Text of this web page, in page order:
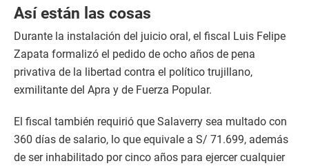
Así están las cosas
Durante la instalación del juicio oral, el fiscal Luis Felipe
Zapata formalizó el pedido de ocho años de pena
privativa de la libertad contra el político trujillano,
exmilitante del Apra y de Fuerza Popular.
El fiscal también requirió que Salaverry sea multado con
360 días de salario, lo que equivale a S/ 71.699, además
de ser inhabilitado por cinco años para ejercer cualquier